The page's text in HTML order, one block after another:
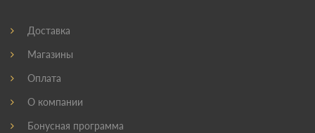
Доставка
Магазины
Оплата
О компании
Бонусная программа